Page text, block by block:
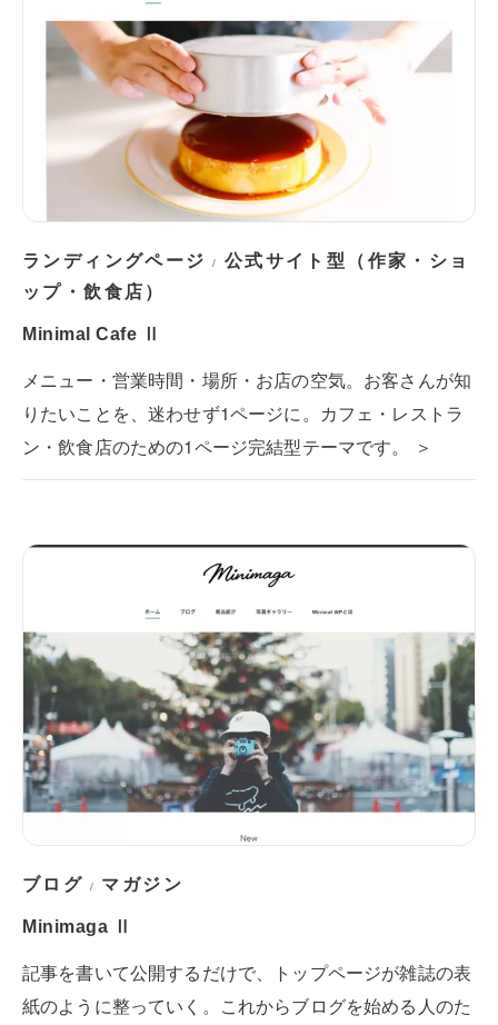
ランディングページ / 公式サイト型（作家・ショ
ップ・飲食店）
Minimal Cafe Ⅱ
メニュー・営業時間・場所・お店の空気。お客さんが知
りたいことを、迷わせず1ページに。カフェ・レストラ
ン・飲食店のための1ページ完結型テーマです。 ＞
ブログ / マガジン
Minimaga Ⅱ
記事を書いて公開するだけで、トップページが雑誌の表
紙のように整っていく。これからブログを始める人のた